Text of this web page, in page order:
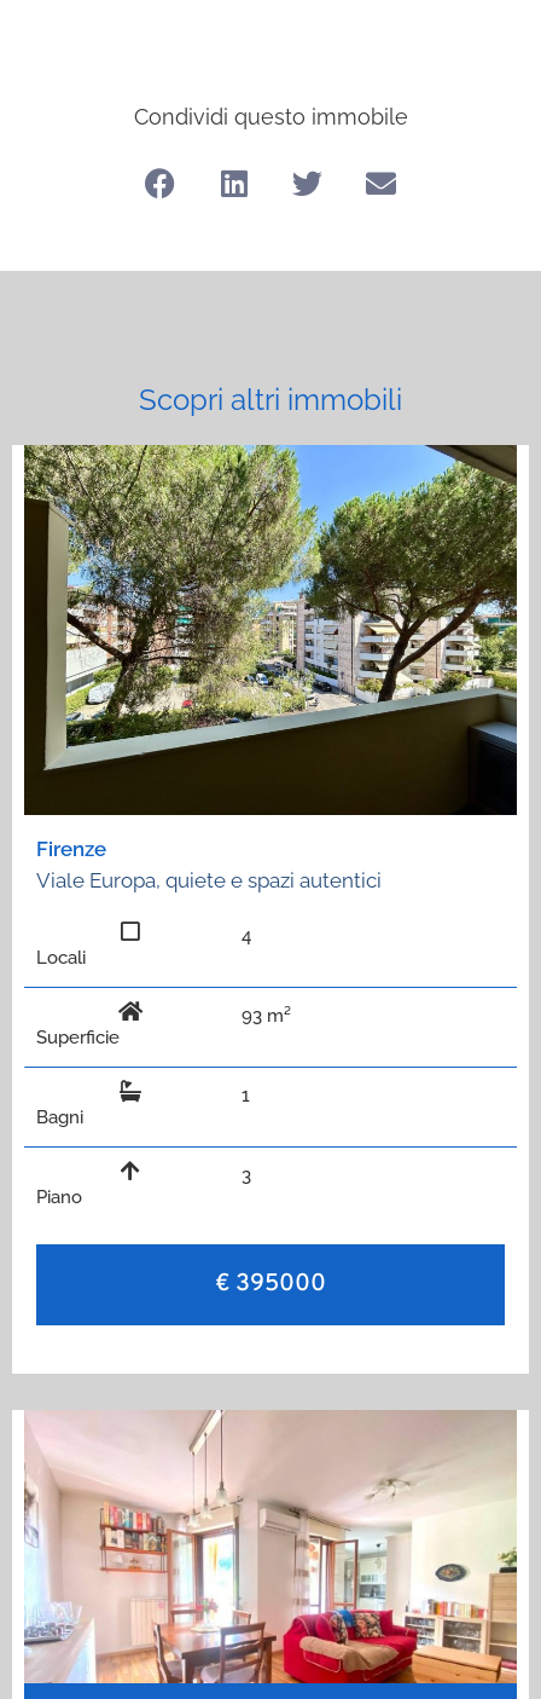
Condividi questo immobile
Scopri altri immobili
Firenze
Viale Europa, quiete e spazi autentici
Locali
4
Superficie
93 m²
Bagni
1
Piano
3
€ 395000